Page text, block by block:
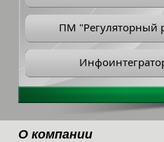
ПМ "Регуляторный
О компании